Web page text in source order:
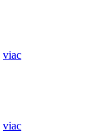
viac
viac